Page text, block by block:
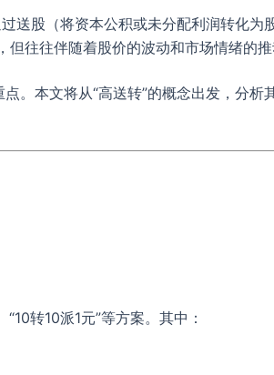
送股（将资本公积或未分配利润转化
往往伴随着股价的波动和市场情绪的
。本文将从“高送转”的概念出发，分
转10派1元”等方案。其中：